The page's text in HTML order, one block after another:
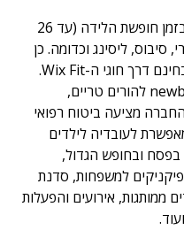
שומרת לעובדיה על ההטבות בזמן חופשת הלידה (עד 26
סיבוס, ליסינג וכדומה. כן
מציעה החברה חוגי כושר ייעודיים בחינם דרך חוגי ה-Wix Fit.
השנה החברה השיקה קבוצת newborn להורים טריים,
מציעה ביטוח רפואי
לעובדיה לילדים
בפסח ובחופש הגדול,
למשפחות, סדנת
ממותגות, אירועים והפעלות